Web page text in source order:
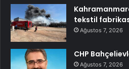
tekstil
Ağustos 7, 2026
CHP
Ağustos 7, 2026